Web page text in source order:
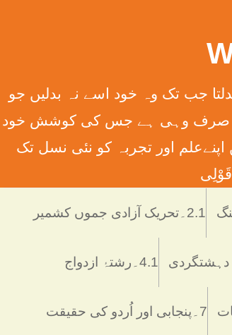
کسی قوم کی حالت نہیں بدلتا جب تک وہ خود اسے نہ بدلیں جو
39) ترجمہ ۔ اور یہ کہ ہر انسان کیلئے صرف وہی ہے جس کی کوشش خود
اپنےعلم اور تجربہ کو نئی نسل تک
2.1۔تحریک آزادی جموں کشمیر
4.1۔رشتۂ ازدواج
7۔پنجابی اور اُردو کی حقیقت